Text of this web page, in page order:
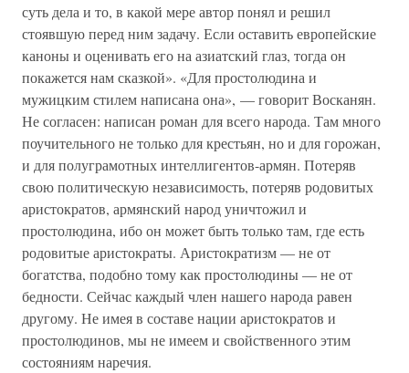
суть дела и то, в какой мере автор понял и решил
стоявшую перед ним задачу. Если оставить европейские
каноны и оценивать его на азиатский глаз, тогда он
покажется нам сказкой». «Для простолюдина и
мужицким стилем написана она», — говорит Восканян.
Не согласен: написан роман для всего народа. Там много
поучительного не только для крестьян, но и для горожан,
и для полуграмотных интеллигентов-армян. Потеряв
свою политическую независимость, потеряв родовитых
аристократов, армянский народ уничтожил и
простолюдина, ибо он может быть только там, где есть
родовитые аристократы. Аристократизм — не от
богатства, подобно тому как простолюдины — не от
бедности. Сейчас каждый член нашего народа равен
другому. Не имея в составе нации аристократов и
простолюдинов, мы не имеем и свойственного этим
состояниям наречия.